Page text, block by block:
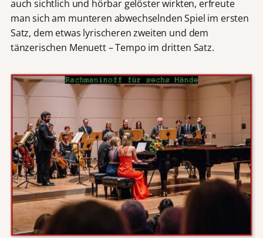
auch sichtlich und hörbar gelöster wirkten, erfreute
man sich am munteren abwechselnden Spiel im ersten
Satz, dem etwas lyrischeren zweiten und dem
tänzerischen Menuett – Tempo im dritten Satz.